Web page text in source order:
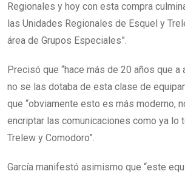
Regionales y hoy con esta compra
las Unidades Regionales de Esquel y
área de Grupos Especiales”.
Precisó que “hace más de 20 años que a
no se las dotaba de esta clase de
que “obviamente esto es más moderno,
encriptar las comunicaciones como ya lo
Trelew y Comodoro”.
García manifestó asimismo que “este